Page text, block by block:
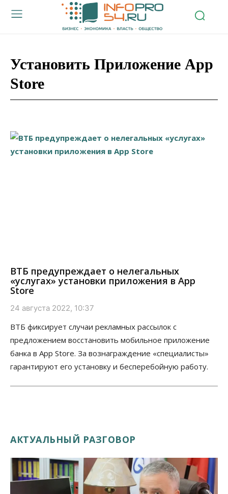
Установить Приложение App
Store
ВТБ предупреждает о нелегальных
«услугах» установки приложения в App
Store
24 августа 2022, 10:37
ВТБ фиксирует случаи рекламных рассылок с
предложением восстановить мобильное приложение
банка в App Store. За вознаграждение «специалисты»
гарантируют его установку и бесперебойную работу.
АКТУАЛЬНЫЙ РАЗГОВОР